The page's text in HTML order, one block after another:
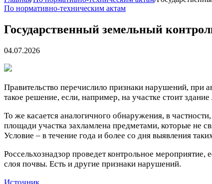
По нормативно-техническим актам
Государственный земельный
04.07.2026
Правительство перечислило признаки нарушений, при
такое решение, если, например, на участке стоит
То же касается аналогичного обнаружения, в
площади участка захламлена предметами, которые не
Условие – в течение года и более со дня выявления
Россельхознадзор проведет контрольное
слоя почвы. Есть и другие признаки нарушений.